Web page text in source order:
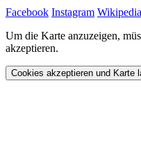
Facebook Instagram Wikipedia
Um die Karte anzuzeigen,
akzeptieren.
Cookies akzeptieren und Karte